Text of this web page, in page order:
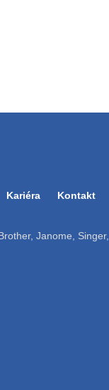
Kariéra Kontakt
Janome, Singer,